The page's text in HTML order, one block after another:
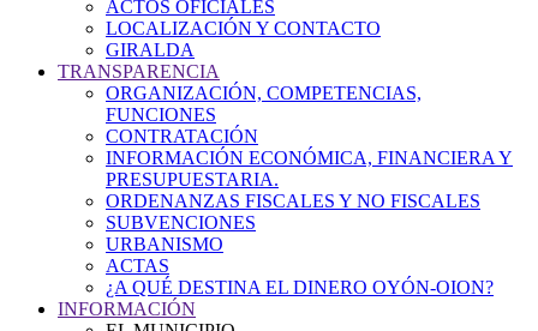
ACTOS OFICIALES
LOCALIZACIÓN Y CONTACTO
GIRALDA
TRANSPARENCIA
ORGANIZACIÓN, COMPETENCIAS,
FUNCIONES
CONTRATACIÓN
INFORMACIÓN ECONÓMICA, FINANCIERA Y
PRESUPUESTARIA.
ORDENANZAS FISCALES Y NO FISCALES
SUBVENCIONES
URBANISMO
ACTAS
¿A QUÉ DESTINA EL DINERO OYÓN-OION?
INFORMACIÓN